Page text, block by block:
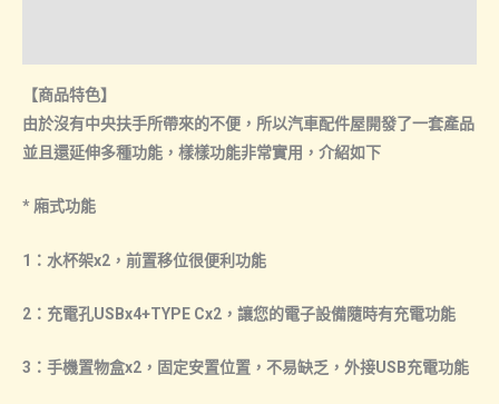
物
箱
數
量
【商品特色】
由於沒有中央扶手所帶來的不便，所以汽車配件屋開發了一套產品
並且還延伸多種功能，樣樣功能非常實用，介紹如下
* 廂式功能
1：水杯架x2，前置移位很便利功能
2：充電孔USBx4+TYPE Cx2，讓您的電子設備隨時有充電功能
3：手機置物盒x2，固定安置位置，不易缺乏，外接USB充電功能